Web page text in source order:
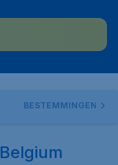
BESTEMMINGEN